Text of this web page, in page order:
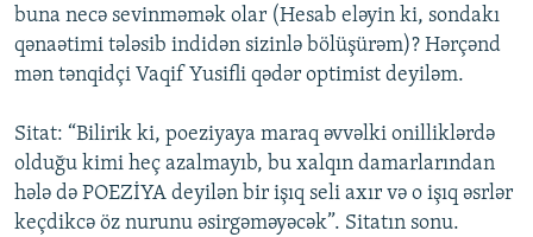
buna necə sevinməmək olar (Hesab eləyin ki, sondakı
qənaətimi tələsib indidən sizinlə bölüşürəm)? Hərçənd
mən tənqidçi Vaqif Yusifli qədər optimist deyiləm.
Sitat: “Bilirik ki, poeziyaya maraq əvvəlki onilliklərdə
olduğu kimi heç azalmayıb, bu xalqın damarlarından
hələ də POEZİYA deyilən bir işıq seli axır və o işıq əsrlər
keçdikcə öz nurunu əsirgəməyəcək”. Sitatın sonu.